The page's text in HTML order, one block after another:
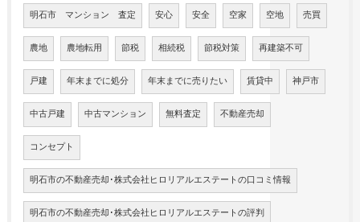
明石市 マンション 査定 安心 安全 空家 空地 売買
農地 農地転用 節税 相続税 節税対策 再建築不可
戸建 年末までに処分 年末までに売りたい 賃貸中 神戸市
中古戸建 中古マンション 無料査定 不動産売却
コンセプト
明石市の不動産売却･株式会社ヒロリアルエステートの口コミ情報
明石市の不動産売却･株式会社ヒロリアルエステートの評判